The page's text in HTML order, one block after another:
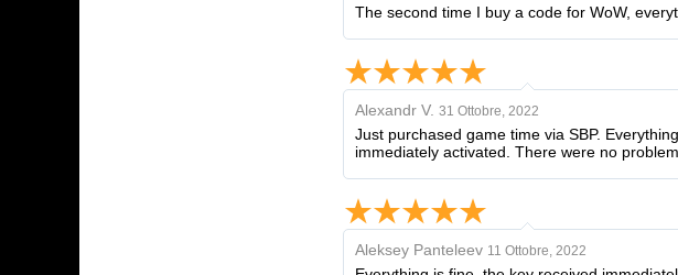
The second time I buy a code for WoW,
Alexandr V. 31 Ottobre, 2022
Just purchased game time via SBP.
immediately activated. There were no
Aleksey Panteleev 11 Ottobre, 2022